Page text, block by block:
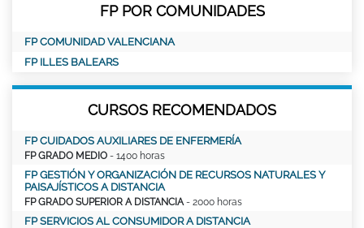
FP POR COMUNIDADES
FP COMUNIDAD VALENCIANA
FP ILLES BALEARS
CURSOS RECOMENDADOS
FP CUIDADOS AUXILIARES DE ENFERMERÍA
FP GRADO MEDIO - 1400 horas
FP GESTIÓN Y ORGANIZACIÓN DE RECURSOS NATURALES Y
PAISAJÍSTICOS A DISTANCIA
FP GRADO SUPERIOR A DISTANCIA - 2000 horas
FP SERVICIOS AL CONSUMIDOR A DISTANCIA